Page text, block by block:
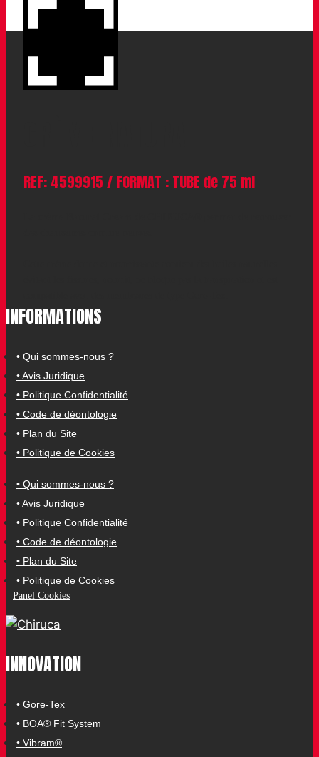
REF: 4599915 / FORMAT : TUBE de 75 ml
INFORMATIONS
• Qui sommes-nous ?
• Avis Juridique
• Politique Confidentialité
• Code de déontologie
• Plan du Site
• Politique de Cookies
• Qui sommes-nous ?
• Avis Juridique
• Politique Confidentialité
• Code de déontologie
• Plan du Site
• Politique de Cookies
Panel Cookies
INNOVATION
• Gore-Tex
• BOA® Fit System
• Vibram®